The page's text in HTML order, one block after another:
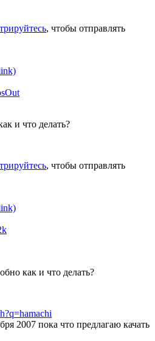
, чтобы отправлять
и что делать?
, чтобы отправлять
как и что делать?
2007 пока что предлагаю качать